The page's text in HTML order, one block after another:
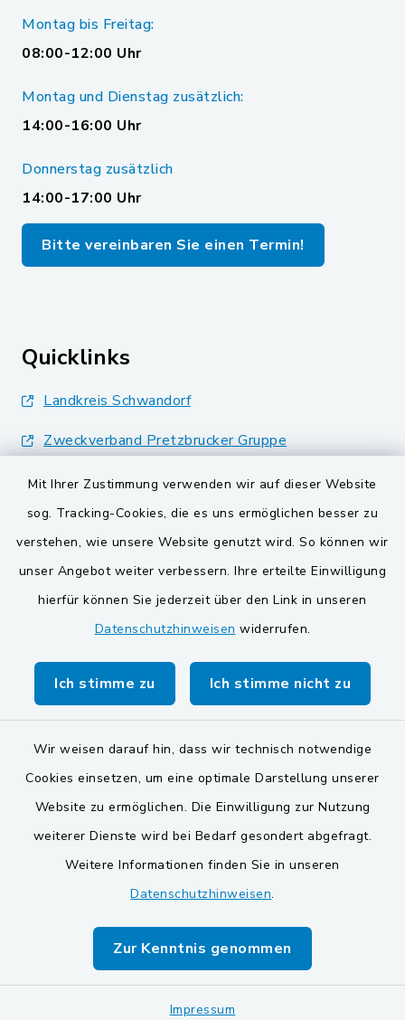
Mit Ihrer Zustimmung verwenden wir auf dieser Website
sog. Tracking-Cookies, die es uns ermöglichen besser zu
verstehen, wie unsere Website genutzt wird. So können wir
unser Angebot weiter verbessern. Ihre erteilte Einwilligung
hierfür können Sie jederzeit über den Link in unseren
Datenschutzhinweisen widerrufen.
Ich stimme zu Ich stimme nicht zu
Wir weisen darauf hin, dass wir technisch notwendige
Cookies einsetzen, um eine optimale Darstellung unserer
Website zu ermöglichen. Die Einwilligung zur Nutzung
weiterer Dienste wird bei Bedarf gesondert abgefragt.
Weitere Informationen finden Sie in unseren
Datenschutzhinweisen.
Zur Kenntnis genommen
Impressum
Montag bis Freitag:
08:00-12:00 Uhr
Montag und Dienstag zusätzlich:
14:00-16:00 Uhr
Donnerstag zusätzlich
14:00-17:00 Uhr
Bitte vereinbaren Sie einen Termin!
Quicklinks
Landkreis Schwandorf
Zweckverband Pretzbrucker Gruppe
BayernPortal
Gemeinden der
Verwaltungsgemeinschaft
Gemeinde Schwarzach bei Nabburg
Markt Schwarzenfeld
Gemeinde Stulln
Barrierefreiheit
Sitemap